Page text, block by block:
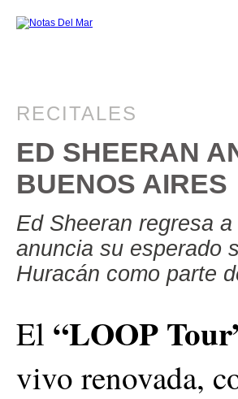
RECITALES
ED SHEERAN
BUENOS AIRES
Ed Sheeran regresa
anuncia su esperado
Huracán como parte
El “LOOP
vivo renovada,